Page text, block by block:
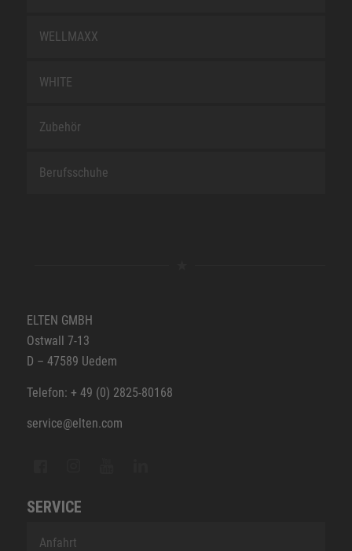
WELLMAXX
WHITE
Zubehör
Berufsschuhe
ELTEN GMBH
Ostwall 7-13
D – 47589 Uedem
Telefon: + 49 (0) 2825-80168
service@elten.com
SERVICE
Anfahrt